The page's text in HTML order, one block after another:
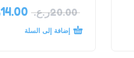
20.00ر.ع. 14.00
إضافة إلى السلة